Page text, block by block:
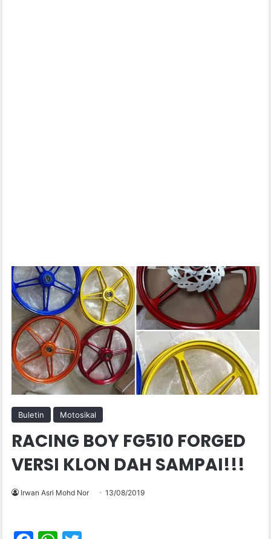
Buletin Motosikal
RACING BOY FG510 FORGED
VERSI KLON DAH SAMPAI!!!
Irwan Asri Mohd Nor 13/08/2019